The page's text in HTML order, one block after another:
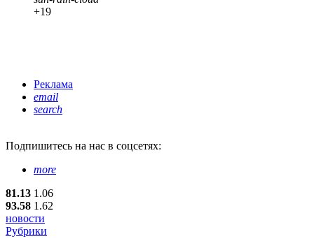
+19
Реклама
email
search
Подпишитесь на нас в соцсетях:
more
81.13 1.06
93.58 1.62
новости
Рубрики